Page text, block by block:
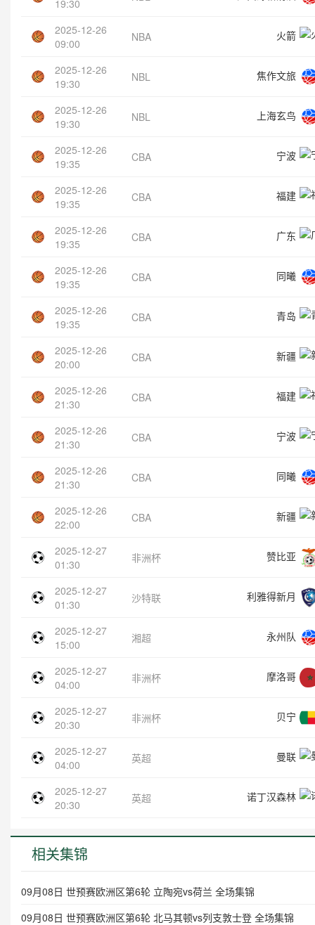
19:30
2025-12-26
09:00
NBA 火箭
2025-12-26
19:30
NBL 焦作文旅
2025-12-26
19:30
NBL 上海玄鸟
2025-12-26
19:35
CBA 宁波
2025-12-26
19:35
CBA 福建
2025-12-26
19:35
CBA 广东
2025-12-26
19:35
CBA 同曦
2025-12-26
19:35
CBA 青岛
2025-12-26
20:00
CBA 新疆
2025-12-26
21:30
CBA 福建
2025-12-26
21:30
CBA 宁波
2025-12-26
21:30
CBA 同曦
2025-12-26
22:00
CBA 新疆
2025-12-27
01:30
非洲杯 赞比亚
2025-12-27
01:30
沙特联 利雅得新月
2025-12-27
15:00
湘超 永州队
2025-12-27
04:00
非洲杯 摩洛哥
2025-12-27
20:30
非洲杯 贝宁
2025-12-27
04:00
英超 曼联
2025-12-27
20:30
英超 诺丁汉森林
相关集锦
09月08日 世预赛欧洲区第6轮 立陶宛vs荷兰 全场集锦
09月08日 世预赛欧洲区第6轮 北马其顿vs列支敦士登 全场集锦